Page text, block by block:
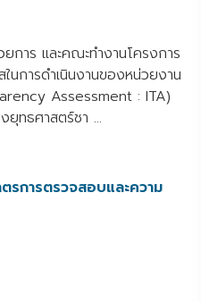
การ และคณะทำงานโครงการ
นการดำเนินงานของหน่วยงาน
Assessment : ITA)
ทธศาสตร์ชา ...
รการตรวจสอบและความ